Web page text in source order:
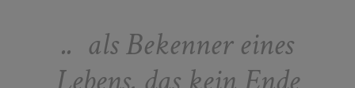
.. als Bekenner eines